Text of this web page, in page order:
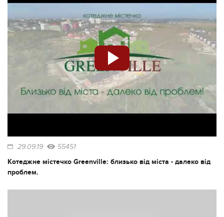
29.09.19 55451
Котеджне містечко Greenville: близько від міста - далеко від
проблем.